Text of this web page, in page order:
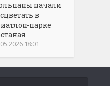
начали
в
парке
18:01